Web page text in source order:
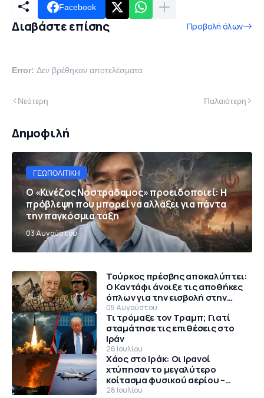
Facebook
Διαβάστε επίσης Προβολή όλων
Error: Δεν βρέθηκαν αποτελέσματα
Νεότερη Παλαιότερη
Δημοφιλή
ΓΕΩΠΟΛΙΤΙΚΉ
Ο «Κινέζος Νοστράδαμος» προειδοποιεί: Η
πρόβλεψη που μπορεί να αλλάξει για πάντα
την παγκόσμια τάξη
03 Αυγούστου
Τούρκος πρέσβης αποκαλύπτει:
Ο Καντάφι άνοιξε τις αποθήκες
όπλων για την εισβολή στην
Κύπρο το 1974
05 Αυγούστου
Τι τρόμαξε τον Τραμπ; Γιατί
σταμάτησε τις επιθέσεις στο
Ιράν
26 Ιουλίου
Χάος στο Ιράκ: Οι Ιρανοί
χτύπησαν το μεγαλύτερο
κοίτασμα φυσικού αερίου –
Θρίλερ με αμερικανικό MQ-9
28 Ιουλίου